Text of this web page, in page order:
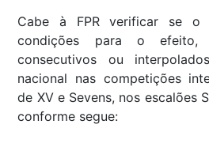
Cabe à FPR verificar se o
condições para o
consecutivos ou
nacional nas competições
de XV e Sevens, nos escalões
conforme segue: